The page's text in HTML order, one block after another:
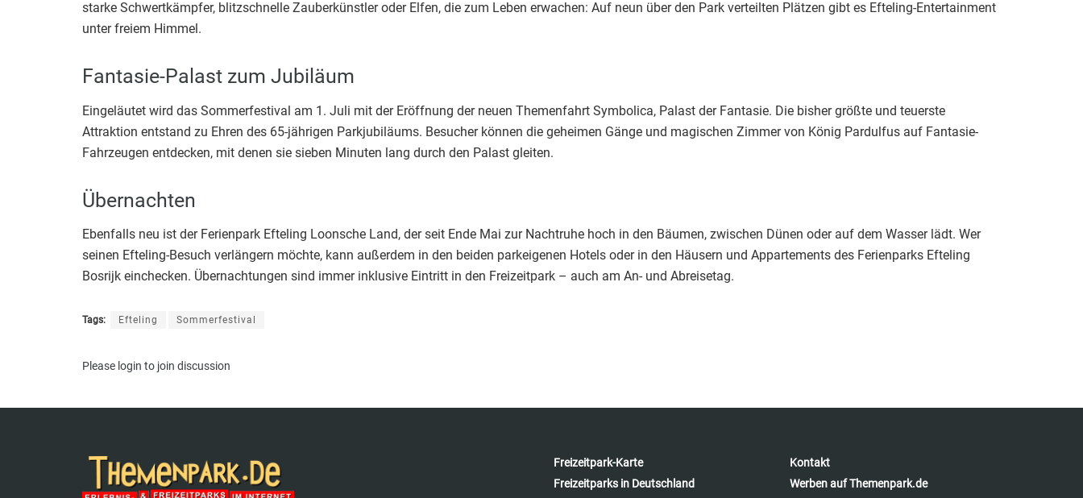
starke Schwertkämpfer, blitzschnelle Zauberkünstler oder Elfen, die zum Leben erwachen: Auf neun über den Park verteilten Plätzen gibt es Efteling-Entertainment
unter freiem Himmel.
Fantasie-Palast zum Jubiläum
Eingeläutet wird das Sommerfestival am 1. Juli mit der Eröffnung der neuen Themenfahrt Symbolica, Palast der Fantasie. Die bisher größte und teuerste
Attraktion entstand zu Ehren des 65-jährigen Parkjubiläums. Besucher können die geheimen Gänge und magischen Zimmer von König Pardulfus auf Fantasie-
Fahrzeugen entdecken, mit denen sie sieben Minuten lang durch den Palast gleiten.
Übernachten
Ebenfalls neu ist der Ferienpark Efteling Loonsche Land, der seit Ende Mai zur Nachtruhe hoch in den Bäumen, zwischen Dünen oder auf dem Wasser lädt. Wer
seinen Efteling-Besuch verlängern möchte, kann außerdem in den beiden parkeigenen Hotels oder in den Häusern und Appartements des Ferienparks Efteling
Bosrijk einchecken. Übernachtungen sind immer inklusive Eintritt in den Freizeitpark – auch am An- und Abreisetag.
Tags: Efteling Sommerfestival
Please login to join discussion
Freizeitpark-Karte
Freizeitparks in Deutschland
Kontakt
Werben auf Themenpark.de